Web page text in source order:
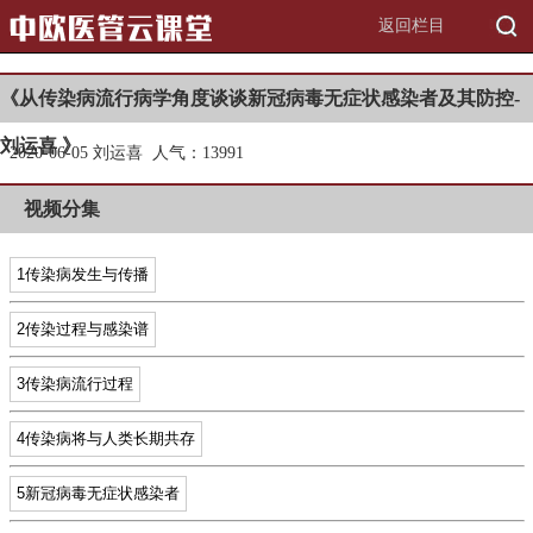
返回栏目
《从传染病流行病学角度谈谈新冠病毒无症状感染者及其防控-
刘运喜 》
2020-06-05 刘运喜 人气：1 3991
视频分集
1传染病发生与传播
2传染过程与感染谱
3传染病流行过程
4传染病将与人类长期共存
5新冠病毒无症状感染者